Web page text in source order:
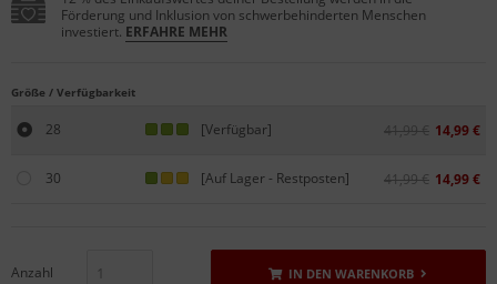
Förderung und Inklusion von schwerbehinderten Menschen
investiert. ERFAHRE MEHR
Größe / Verfügbarkeit
28 [Verfügbar] 41,99 € 14,99 €
30 [Auf Lager - Restposten] 41,99 € 14,99 €
Anzahl IN DEN WARENKORB